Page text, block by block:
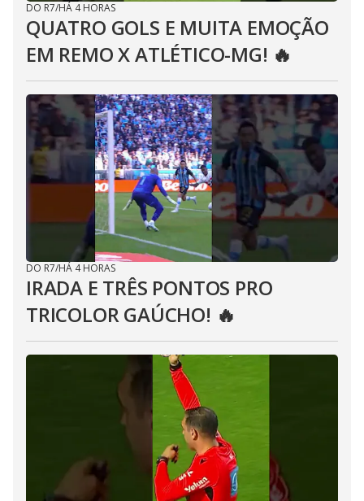
DO R7/HÁ 4 HORAS
QUATRO GOLS E MUITA EMOÇÃO
EM REMO X ATLÉTICO-MG! 🔥
DO R7/HÁ 4 HORAS
IRADA E TRÊS PONTOS PRO
TRICOLOR GAÚCHO! 🔥